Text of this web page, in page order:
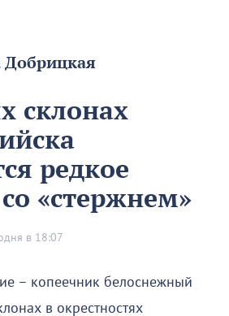
Добрицкая
склонах
редкое
«стержнем»
в 18:07
– копеечник белоснежный
в окрестностях